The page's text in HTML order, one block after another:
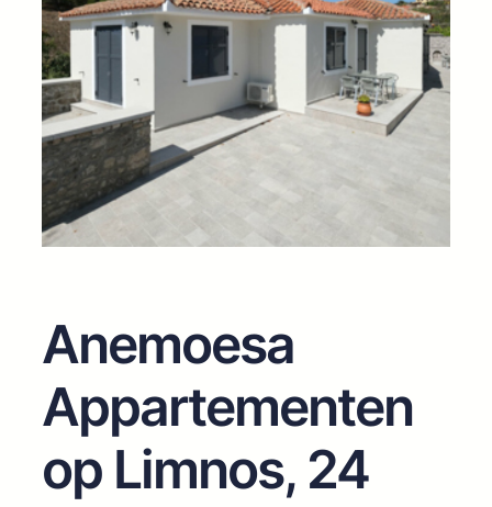
Anemoesa
Appartementen
op Limnos, 24